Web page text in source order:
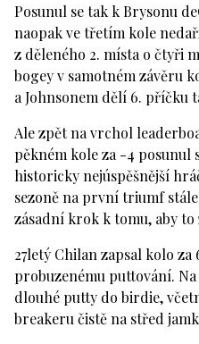
Posunul se tak k Brysonu
naopak ve třetím kole
z děleného 2. místa o čtyři
bogey v samotném závěru
a Johnsonem dělí 6. příčku
Ale zpět na vrchol
pěkném kole za -4 posunul
historicky nejúspěšnější
sezoně na první triumf
zásadní krok k tomu, aby to
27letý Chilan zapsal kolo
probuzenému puttování.
dlouhé putty do birdie,
breakeru čistě na střed